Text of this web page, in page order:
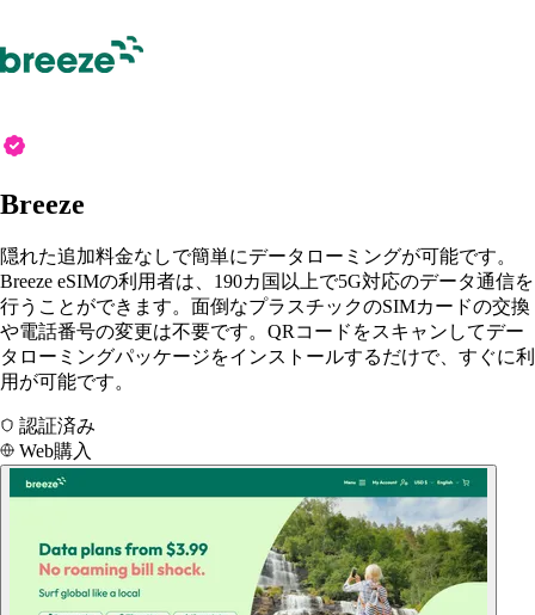
Breeze
隠れた追加料金なしで簡単にデータローミングが可能です。
Breeze eSIMの利用者は、190カ国以上で5G対応のデータ通信を
行うことができます。面倒なプラスチックのSIMカードの交換
や電話番号の変更は不要です。QRコードをスキャンしてデー
タローミングパッケージをインストールするだけで、すぐに利
用が可能です。
認証済み
Web購入